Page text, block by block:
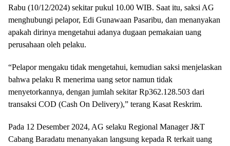
Rabu (10/12/2024) sekitar pukul 10.00 WIB. Saat itu, saksi AG
menghubungi pelapor, Edi Gunawaan Pasaribu, dan menanyakan
apakah dirinya mengetahui adanya dugaan pemakaian uang
perusahaan oleh pelaku.
“Pelapor mengaku tidak mengetahui, kemudian saksi menjelaskan
bahwa pelaku R menerima uang setor namun tidak
menyetorkannya, dengan jumlah sekitar Rp362.128.503 dari
transaksi COD (Cash On Delivery),” terang Kasat Reskrim.
Pada 12 Desember 2024, AG selaku Regional Manager J&T
Cabang Baradatu menanyakan langsung kepada R terkait uang